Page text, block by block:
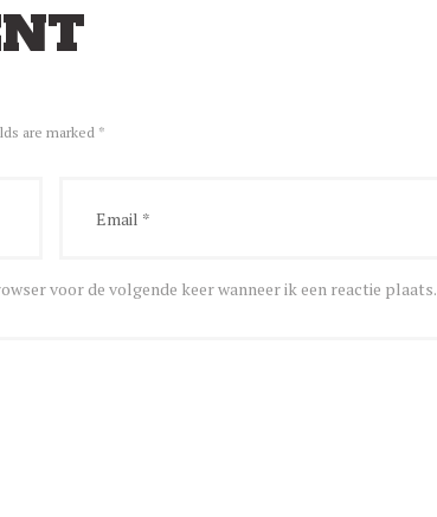
are marked *
voor de volgende keer wanneer ik een reactie plaats.